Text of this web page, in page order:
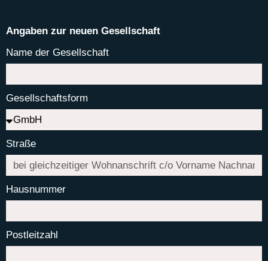
Angaben zur neuen Gesellschaft
Name der Gesellschaft
Gesellschaftsform
Straße
Hausnummer
Postleitzahl